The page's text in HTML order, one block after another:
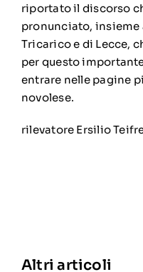
riportato il discorso
pronunciato, insieme
Tricarico e di Lecce,
per questo
entrare nelle pagine
novolese.
rilevatore Ersilio
Altri articoli